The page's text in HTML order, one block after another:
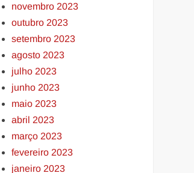
novembro 2023
outubro 2023
setembro 2023
agosto 2023
julho 2023
junho 2023
maio 2023
abril 2023
março 2023
fevereiro 2023
janeiro 2023